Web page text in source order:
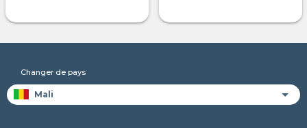
Changer de pays